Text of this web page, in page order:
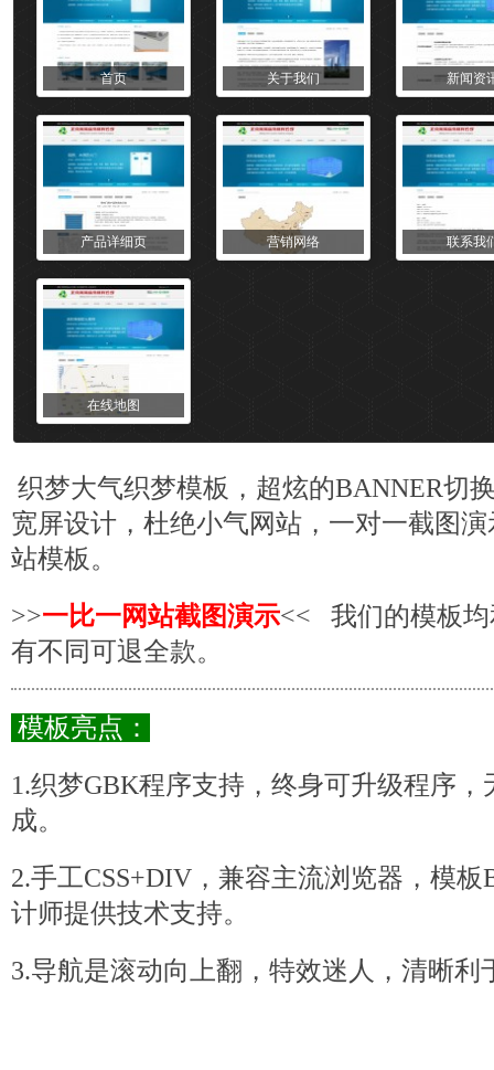
首页 关于我们 新闻资
产品详细页 营销网络 联系我
在线地图
织梦大气织梦模板 ，超炫的BANNER切
宽屏设计，杜绝小气网站，一对一截图
站模板。
>>一比一网站截图演示<< 我们的模板均
有不同可退全款。
模板亮点：
1.织梦GBK程序支持，终身可升级程序
成。
2.手工CSS+DIV，兼容主流浏览器，模
计师提供技术支持。
3.导航是滚动向上翻，特效迷人，清晰利